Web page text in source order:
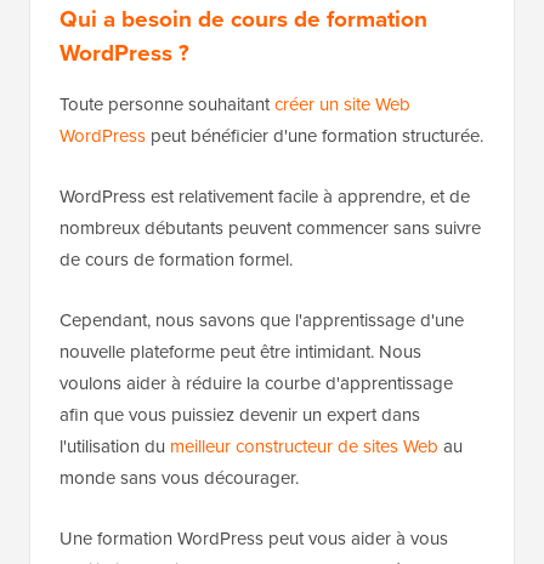
Qui a besoin de cours de formation
WordPress ?
Toute personne souhaitantcréer un site Web
WordPress peut bénéficier d'une formation structurée.
WordPress est relativement facile à apprendre, et de
nombreux débutants peuvent commencer sans suivre
de cours de formation formel.
Cependant, nous savons que l'apprentissage d'une
nouvelle plateforme peut être intimidant. Nous
voulons aider à réduire la courbe d'apprentissage
afin que vous puissiez devenir un expert dans
l'utilisation du meilleur constructeur de sites Web au
monde sans vous décourager.
Une formation WordPress peut vous aider à vous